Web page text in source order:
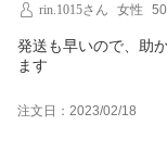
rin.1015さん
女性
発送も早いので、助
ます
注文日：2023/02/18